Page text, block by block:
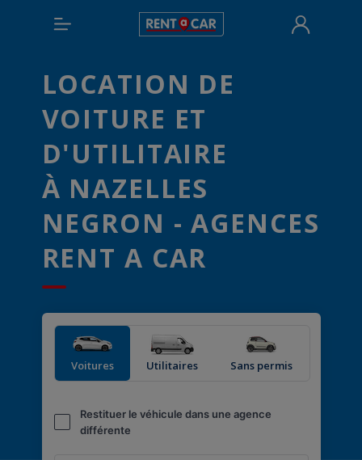
LOCATION DE
VOITURE ET
D'UTILITAIRE
À NAZELLES
NEGRON - AGENCES
RENT A CAR
Voitures Utilitaires Sans permis
Restituer le véhicule dans une agence
différente